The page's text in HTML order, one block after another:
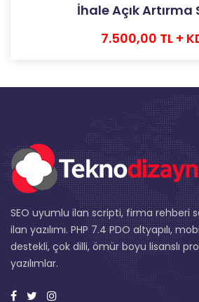
İhale Açık Artırma
7.500,00 TL +
SEO uyumlu ilan scripti, firma rehberi
ilan yazılımı. PHP 7.4 PDO altyapılı,
destekli, çok dilli, ömür boyu lisanslı
yazılımlar.